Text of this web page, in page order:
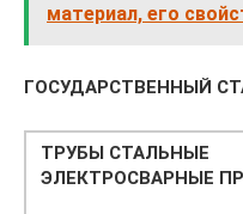
материал, его
ГОСУДАРСТВЕННЫЙ
ТРУБЫ СТАЛЬНЫЕ
ЭЛЕКТРОСВАРНЫЕ